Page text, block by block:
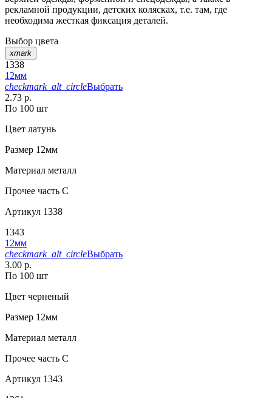
рекламной продукции, детских колясках, т.е. там, где
необходима жесткая фиксация деталей.
Выбор цвета
xmark
1338
12мм
checkmark_alt_circleВыбрать
2.73 р.
По 100 шт
Цвет латунь
Размер 12мм
Материал металл
Прочее часть С
Артикул 1338
1343
12мм
checkmark_alt_circleВыбрать
3.00 р.
По 100 шт
Цвет черненый
Размер 12мм
Материал металл
Прочее часть С
Артикул 1343